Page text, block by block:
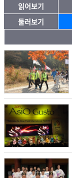
읽어보기
둘러보기